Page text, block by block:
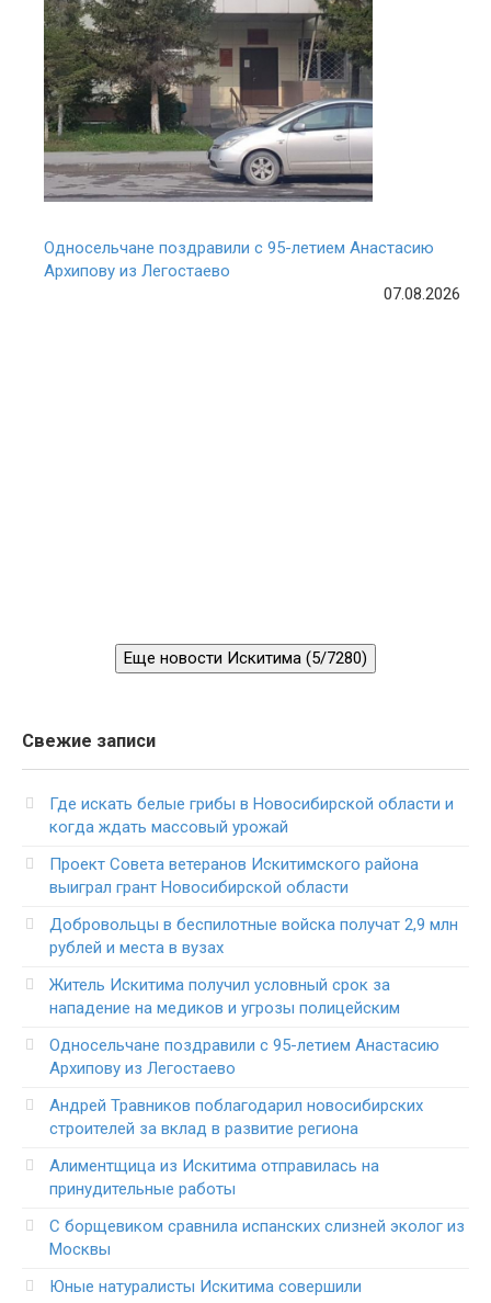
Односельчане поздравили с 95-летием Анастасию
Архипову из Легостаево
07.08.2026
Еще новости Искитима (5/7280)
Свежие записи
Где искать белые грибы в Новосибирской области и
когда ждать массовый урожай
Проект Совета ветеранов Искитимского района
выиграл грант Новосибирской области
Добровольцы в беспилотные войска получат 2,9 млн
рублей и места в вузах
Житель Искитима получил условный срок за
нападение на медиков и угрозы полицейским
Односельчане поздравили с 95-летием Анастасию
Архипову из Легостаево
Андрей Травников поблагодарил новосибирских
строителей за вклад в развитие региона
Алиментщица из Искитима отправилась на
принудительные работы
С борщевиком сравнила испанских слизней эколог из
Москвы
Юные натуралисты Искитима совершили